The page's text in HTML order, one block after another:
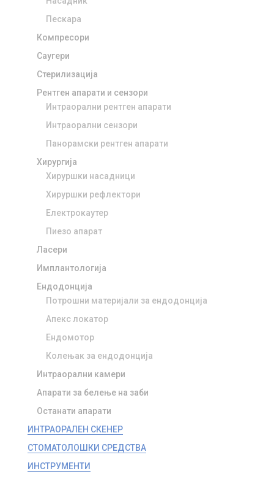
Пескара
Компресори
Саугери
Стерилизација
Рентген апарати и сензори
Интраорални рентген апарати
Интраорални сензори
Панорамски рентген апарати
Хирургија
Хируршки насадници
Хируршки рефлектори
Електрокаутер
Пиезо апарат
Ласери
Имплантологија
Ендодонција
Потрошни материјали за ендодонција
Апекс локатор
Ендомотор
Колењак за ендодонција
Интраорални камери
Апарати за белење на заби
Останати апарати
ИНТРАОРАЛЕН СКЕНЕР
СТОМАТОЛОШКИ СРЕДСТВА
ИНСТРУМЕНТИ